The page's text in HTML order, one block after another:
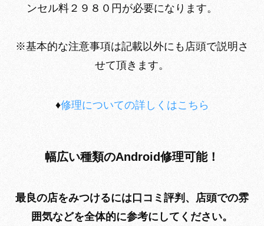
ンセル料２９８０円が必要になります。
※基本的な注意事項は記載以外にも店頭で説明さ
せて頂きます。
♦修理についての詳しくはこちら
幅広い種類のAndroid修理可能！
最良の店をみつけるには口コミ評判、店頭での雰
囲気などを全体的に参考にしてください。